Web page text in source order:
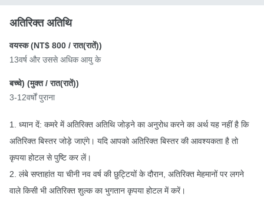
अतिरिक्त अतिथि
वयस्क (NT$ 800 / रात(रातें))
13वर्ष और उससे अधिक आयु के
बच्चे) (मुक्त/ रात(रातें))
3-12वर्षों पुराना
1. ध्यान दें: कमरे में अतिरिक्त अतिथि जोड़ने का अनुरोध करने का अर्थ यह नहीं है कि
अतिरिक्त बिस्तर जोड़े जाएंगे। यदि आपको अतिरिक्त बिस्तर की आवश्यकता है तो
कृपया होटल से पुष्टि कर लें।
2. लंबे सप्ताहांत या चीनी नव वर्ष की छुट्टियों के दौरान, अतिरिक्त मेहमानों पर लगने
वाले किसी भी अतिरिक्त शुल्क का भुगतान कृपया होटल में करें।